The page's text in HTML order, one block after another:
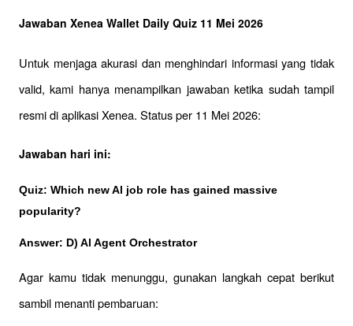
Jawaban Xenea Wallet Daily Quiz 11 Mei 2026
Untuk menjaga akurasi dan menghindari informasi yang tidak
valid, kami hanya menampilkan jawaban ketika sudah tampil
resmi di aplikasi Xenea. Status per 11 Mei 2026:
Jawaban hari ini:
Quiz: Which new Al job role has gained massive
popularity?
Answer: D) Al Agent Orchestrator
Agar kamu tidak menunggu, gunakan langkah cepat berikut
sambil menanti pembaruan: